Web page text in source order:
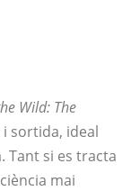
Wild: The
sortida, ideal
Tant si es tracta
mai